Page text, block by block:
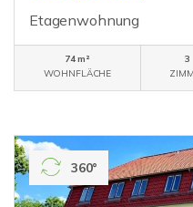
Etagenwohnung
74 m²
WOHNFLÄCHE
3
360°